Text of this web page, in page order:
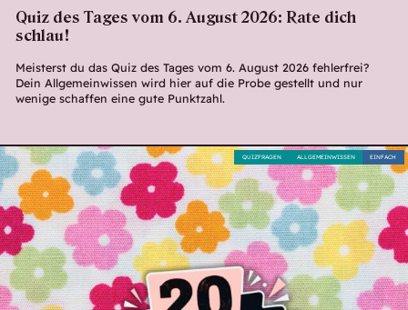
Quiz des Tages vom 6. August 2026: Rate dich
schlau!
Meisterst du das Quiz des Tages vom 6. August 2026 fehlerfrei?
Dein Allgemeinwissen wird hier auf die Probe gestellt und nur
wenige schaffen eine gute Punktzahl.
EINFACH
ALLGEMEINWISSEN
QUIZFRAGEN